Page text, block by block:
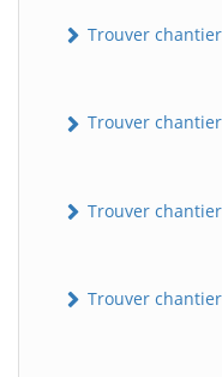
Trouver
Trouver
Trouver
Trouver